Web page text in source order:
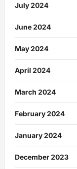
July 2024
June 2024
May 2024
April 2024
March 2024
February 2024
January 2024
December 2023